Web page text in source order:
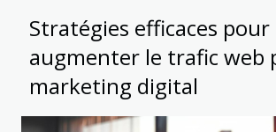
Stratégies efficaces pour
augmenter le trafic web
marketing digital